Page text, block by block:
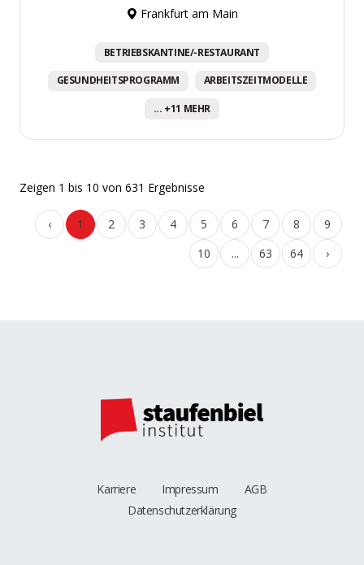
Frankfurt am Main
BETRIEBSKANTINE/-RESTAURANT
GESUNDHEITSPROGRAMM ARBEITSZEITMODELLE
... +11 MEHR
Zeigen 1 bis 10 von 631 Ergebnisse
‹ 1 2 3 4 5 6 7 8
9
10
... 63 64 ›
Karriere Impressum
AGB
Datenschutzerklärung